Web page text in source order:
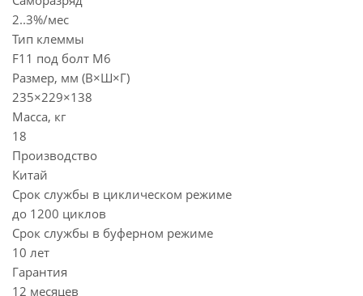
2..3%/мес
Тип клеммы
F11 под болт М6
Размер, мм (В×Ш×Г)
235×229×138
Масса, кг
18
Производство
Китай
Срок службы в циклическом режиме
до 1200 циклов
Срок службы в буферном режиме
10 лет
Гарантия
12 месяцев